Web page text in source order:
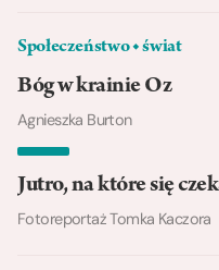
Społeczeństwo ◆ świat
Bóg w krainie Oz
Agnieszka Burton
Jutro, na które się
Fotoreportaż Tomka Kaczora